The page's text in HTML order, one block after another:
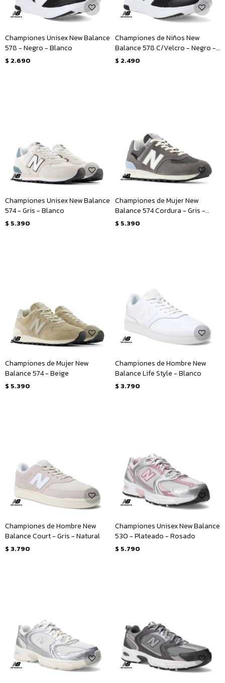
Championes Unisex New Balance
578 - Negro - Blanco
$ 2.690
Championes de Niños New
Balance 578 C/Velcro - Negro -
Blanco
$ 2.490
Championes Unisex New Balance
574 - Gris - Blanco
$ 5.390
Championes de Mujer New
Balance 574 Cordura - Gris -
Blanco
$ 5.390
Championes de Mujer New
Balance 574 - Beige
$ 5.390
Championes de Hombre New
Balance Life Style - Blanco
$ 3.790
Championes de Hombre New
Balance Court - Gris - Natural
$ 3.790
Championes Unisex New Balance
530 - Plateado - Rosado
$ 5.790